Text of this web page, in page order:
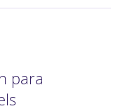
para